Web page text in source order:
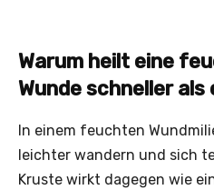
Warum heilt eine
Wunde schneller
In einem feuchten
leichter wandern und sich
Kruste wirkt dagegen wie